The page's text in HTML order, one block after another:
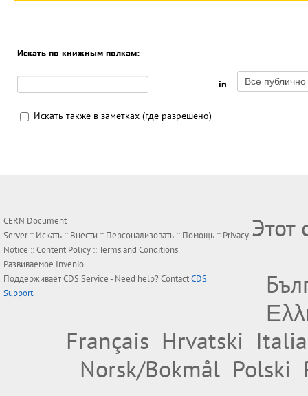
Искать по книжным полкам:
in
Искать также в заметках (где разрешено)
CERN Document
Server :: Искать :: Внести :: Персонализовать :: Помощь :: Privacy
Notice ::Content Policy ::Terms and Conditions
Развиваемое Invenio
ПоддерживаетCDS Service- Need help? ContactCDS
Support.
Этот
Français Hrvatski
Norsk/Bokmål Polski